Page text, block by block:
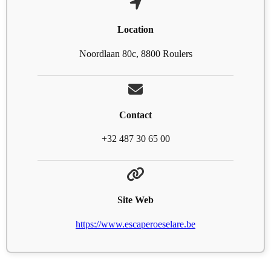
Location
Noordlaan 80c, 8800 Roulers
Contact
+32 487 30 65 00
Site Web
https://www.escaperoeselare.be